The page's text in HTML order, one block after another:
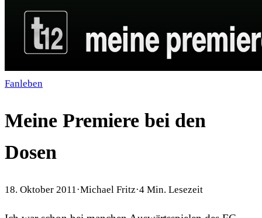
Fanleben
Meine Premiere bei den
Dosen
18. Oktober 2011 ·Michael Fritz·4 Min. Lesezeit